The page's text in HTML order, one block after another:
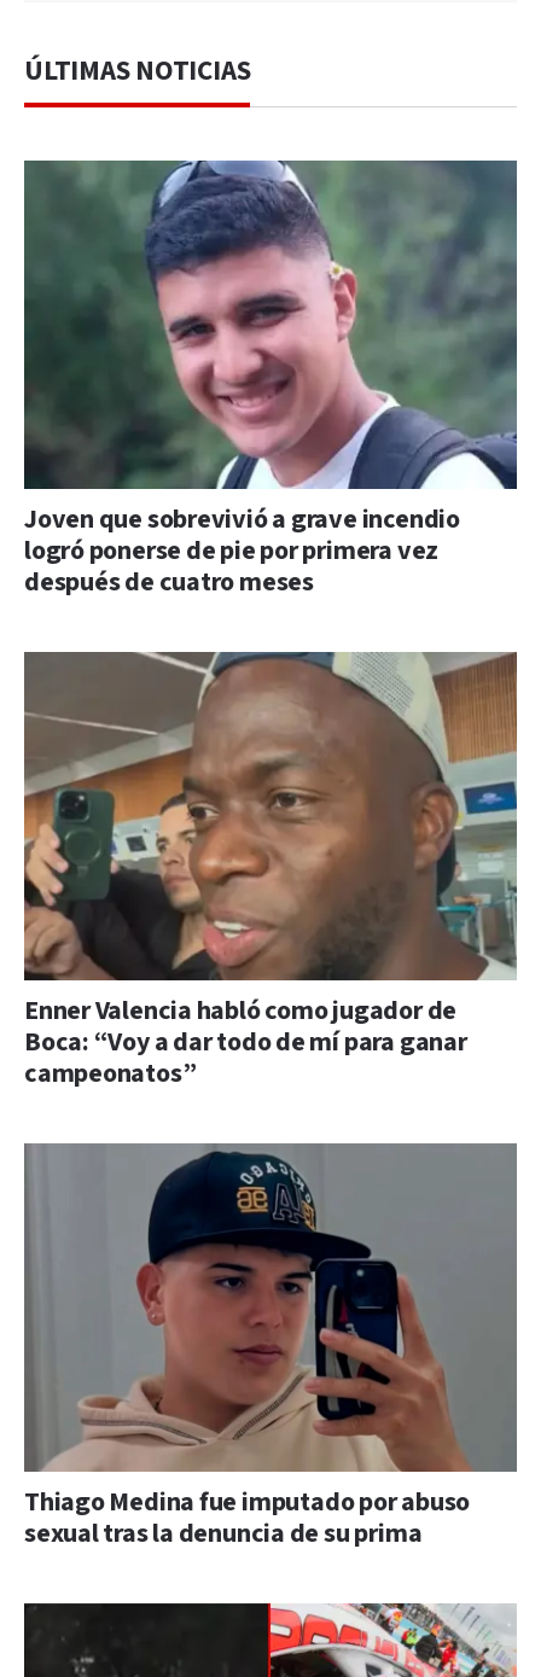
ÚLTIMAS NOTICIAS
Joven que sobrevivió a grave incendio
logró ponerse de pie por primera vez
después de cuatro meses
Enner Valencia habló como jugador de
Boca: “Voy a dar todo de mí para ganar
campeonatos”
Thiago Medina fue imputado por abuso
sexual tras la denuncia de su prima